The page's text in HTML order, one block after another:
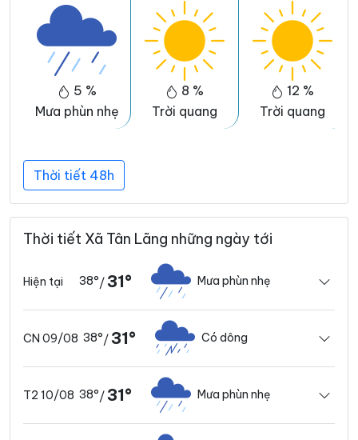
5 %
Mưa phùn nhẹ
8 %
Trời quang
12 %
Trời quang
Thời tiết 48h
Thời tiết Xã Tân Lãng những ngày tới
Hiện tại 38°/31° Mưa phùn nhẹ
CN 09/08 38°/31° Có dông
T2 10/08 38°/31° Mưa phùn nhẹ